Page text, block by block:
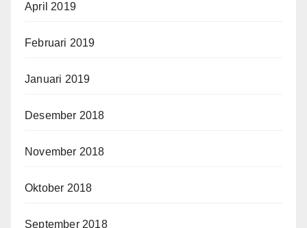
April 2019
Februari 2019
Januari 2019
Desember 2018
November 2018
Oktober 2018
September 2018